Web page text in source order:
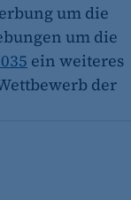
um die
um die
ein weiteres
der